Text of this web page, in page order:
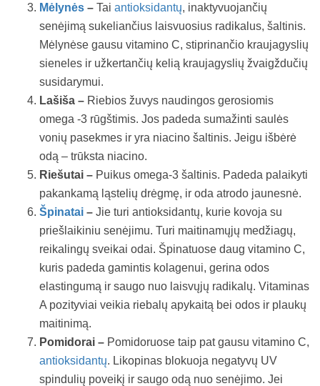
Mėlynės – Tai antioksidantų, inaktyvuojančių
senėjimą sukeliančius laisvuosius radikalus, šaltinis.
Mėlynėse gausu vitamino C, stiprinančio kraujagyslių
sieneles ir užkertančių kelią kraujagyslių žvaigždučių
susidarymui.
Lašiša – Riebios žuvys naudingos gerosiomis
omega -3 rūgštimis. Jos padeda sumažinti saulės
vonių pasekmes ir yra niacino šaltinis. Jeigu išbėrė
odą – trūksta niacino.
Riešutai – Puikus omega-3 šaltinis. Padeda palaikyti
pakankamą ląstelių drėgmę, ir oda atrodo jaunesnė.
Špinatai – Jie turi antioksidantų, kurie kovoja su
priešlaikiniu senėjimu. Turi maitinamųjų medžiagų,
reikalingų sveikai odai. Špinatuose daug vitamino C,
kuris padeda gamintis kolagenui, gerina odos
elastingumą ir saugo nuo laisvųjų radikalų. Vitaminas
A pozityviai veikia riebalų apykaitą bei odos ir plaukų
maitinimą.
Pomidorai – Pomidoruose taip pat gausu vitamino C,
antioksidantų. Likopinas blokuoja negatyvų UV
spindulių poveikį ir saugo odą nuo senėjimo. Jei